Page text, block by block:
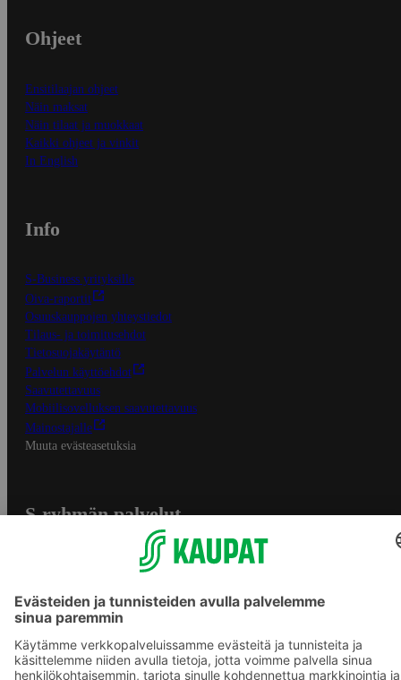
Ohjeet
Ensitilaajan ohjeet
Näin maksat
Näin tilaat ja muokkaat
Kaikki ohjeet ja vinkit
In English
Info
S-Business yrityksille
Oiva-raportit
Osuuskauppojen yhteystiedot
Tilaus- ja toimitusehdot
Tietosuojakäytäntö
Palvelun käyttöehdot
Saavutettavuus
Mobiilisovelluksen saavutettavuus
Mainostajalle
Muuta evästeasetuksia
S-ryhmän palvelut
Yhteishyvä Ruoka -sovellus
S-ostoslista -sovellus
Prisma.fi
Sokos.fi